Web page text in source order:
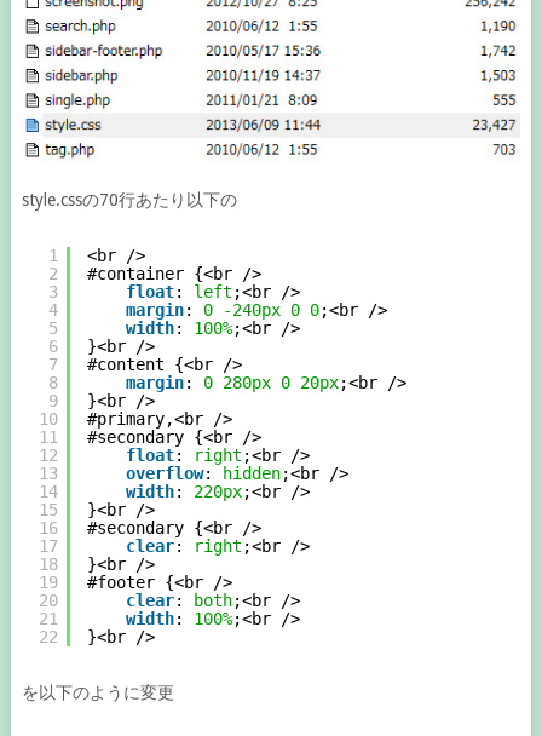
style.cssの70行あたり以下の
1
2
3
4
5
6
7
8
9
10
11
12
13
14
15
16
17
18
19
20
21
22
<br />
#container {<br />
float: left ;<br />
margin: 0 -240px 0 0;<br />
width: 100%;<br />
}<br />
#content {<br />
margin: 0 280px 0 20px;<br />
}<br />
#primary,<br />
#secondary {<br />
float: right ;<br />
overflow: hidden;<br />
width: 220px;<br />
}<br />
#secondary {<br />
clear: right ;<br />
}<br />
#footer {<br />
clear: both;<br />
width: 100%;<br />
}<br />
を以下のように変更